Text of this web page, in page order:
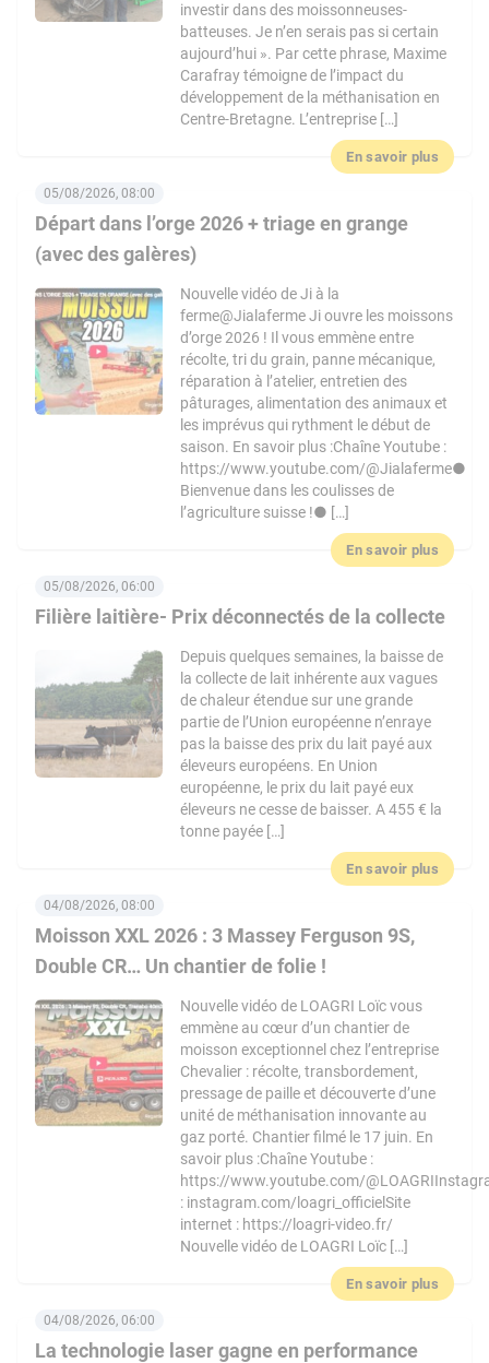
investir dans des moissonneuses-
batteuses. Je n’en serais pas si certain
aujourd’hui ». Par cette phrase, Maxime
Carafray témoigne de l’impact du
développement de la méthanisation en
Centre-Bretagne. L’entreprise […]
En savoir plus
Départ dans l’orge 2026 + triage en grange
(avec des galères)
05/08/2026, 08:00
Nouvelle vidéo de Ji à la
ferme@Jialaferme Ji ouvre les moissons
d’orge 2026 ! Il vous emmène entre
récolte, tri du grain, panne mécanique,
réparation à l’atelier, entretien des
pâturages, alimentation des animaux et
les imprévus qui rythment le début de
saison. En savoir plus :Chaîne Youtube :
https://www.youtube.com/@Jialaferme●
Bienvenue dans les coulisses de
l’agriculture suisse !● […]
En savoir plus
Filière laitière- Prix déconnectés de la collecte
05/08/2026, 06:00
Depuis quelques semaines, la baisse de
la collecte de lait inhérente aux vagues
de chaleur étendue sur une grande
partie de l’Union européenne n’enraye
pas la baisse des prix du lait payé aux
éleveurs européens. En Union
européenne, le prix du lait payé eux
éleveurs ne cesse de baisser. A 455 € la
tonne payée […]
En savoir plus
Moisson XXL 2026 : 3 Massey Ferguson 9S,
Double CR… Un chantier de folie !
04/08/2026, 08:00
Nouvelle vidéo de LOAGRI Loïc vous
emmène au cœur d’un chantier de
moisson exceptionnel chez l’entreprise
Chevalier : récolte, transbordement,
pressage de paille et découverte d’une
unité de méthanisation innovante au
gaz porté. Chantier filmé le 17 juin. En
savoir plus :Chaîne Youtube :
https://www.youtube.com/
: instagram.com/loagri_officielSite
internet : https://loagri-video.fr/
Nouvelle vidéo de LOAGRI Loïc […]
En savoir plus
La technologie laser gagne en performance
04/08/2026, 06:00